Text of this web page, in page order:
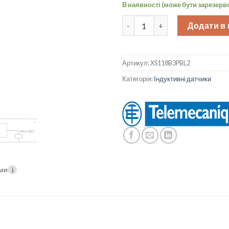
i
В наявності (може бути
ІІндуктивний датчик М18,
Додати в
Артикул:XS118B3PBL2
Категорія:Індуктивні датчики